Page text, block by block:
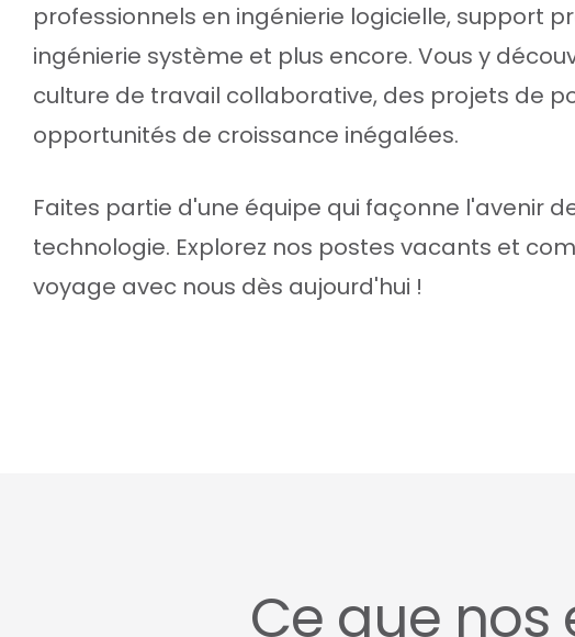
professionnels en ingénierie logicielle, support
ingénierie système et plus encore. Vous y
culture de travail collaborative, des projets de
opportunités de croissance inégalées.
Faites partie d'une équipe qui façonne l'avenir
technologie. Explorez nos postes vacants et
voyage avec nous dès aujourd'hui !